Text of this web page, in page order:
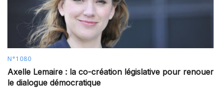
N°1080
Axelle Lemaire : la co-création législative pour renouer
le dialogue démocratique